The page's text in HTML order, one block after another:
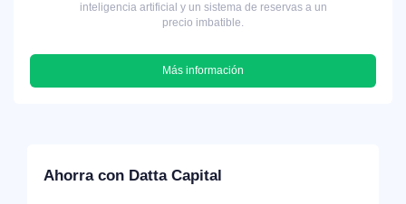
inteligencia artificial y un sistema de reservas a un
precio imbatible.
Más información
Ahorra con Datta Capital